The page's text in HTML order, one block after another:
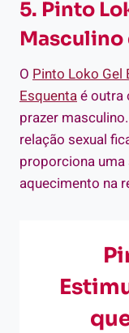
5. Pinto
Masculino
O Pinto Loko Gel
Esquentaé outra
prazer
relação sexual
proporciona
aquecimento na